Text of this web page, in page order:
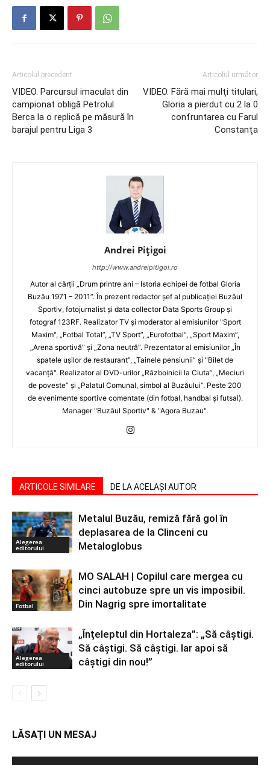
Articolul precedent
VIDEO. Parcursul imaculat din
campionat obligă Petrolul
Berca la o replică pe măsură în
barajul pentru Liga 3
Articolul următor
VIDEO. Fără mai mulţi titulari,
Gloria a pierdut cu 2 la 0
confruntarea cu Farul
Constanţa
Andrei Pițigoi
http://www.andreipitigoi.ro
Autor al cărţii „Drum printre ani – Istoria echipei de fotbal Gloria
Buzău 1971 – 2011”. În prezent redactor şef al publicaţiei Buzăul
Sportiv, fotojurnalist şi data collector Data Sports Group şi
fotograf 123RF. Realizator TV şi moderator al emisiunilor "Sport
Maxim", „Fotbal Total”, „TV Sport”, „Eurofotbal”, „Sport Maxim”,
„Arena sportivă” şi „Zona neutră”. Prezentator al emisiunilor „În
spatele uşilor de restaurant”, „Tainele pensiunii” şi "Bilet de
vacanţă". Realizator al DVD-urilor „Războinicii la Ciuta”, „Meciuri
de poveste” şi „Palatul Comunal, simbol al Buzăului”. Peste 200
de evenimente sportive comentate (din fotbal, handbal şi futsal).
Manager "Buzăul Sportiv" & "Agora Buzau".
ARTICOLE SIMILARE DE LA ACELAȘI AUTOR
Alegerea
editorului
Metalul Buzău, remiză fără gol în
deplasarea de la Clinceni cu
Metaloglobus
Fotbal
MO SALAH | Copilul care mergea cu
cinci autobuze spre un vis imposibil.
Din Nagrig spre imortalitate
Alegerea
editorului
„Înțeleptul din Hortaleza”: „Să câștigi.
Să câștigi. Să câștigi. Iar apoi să
câștigi din nou!”
LĂSAȚI UN MESAJ